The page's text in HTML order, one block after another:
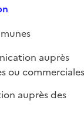
auprès
ou commerciales
auprès des